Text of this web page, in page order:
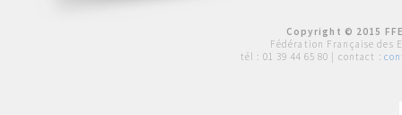
Copyright © 2015
Fédération Française des
tél : 01 39 44 65 80 | contact :